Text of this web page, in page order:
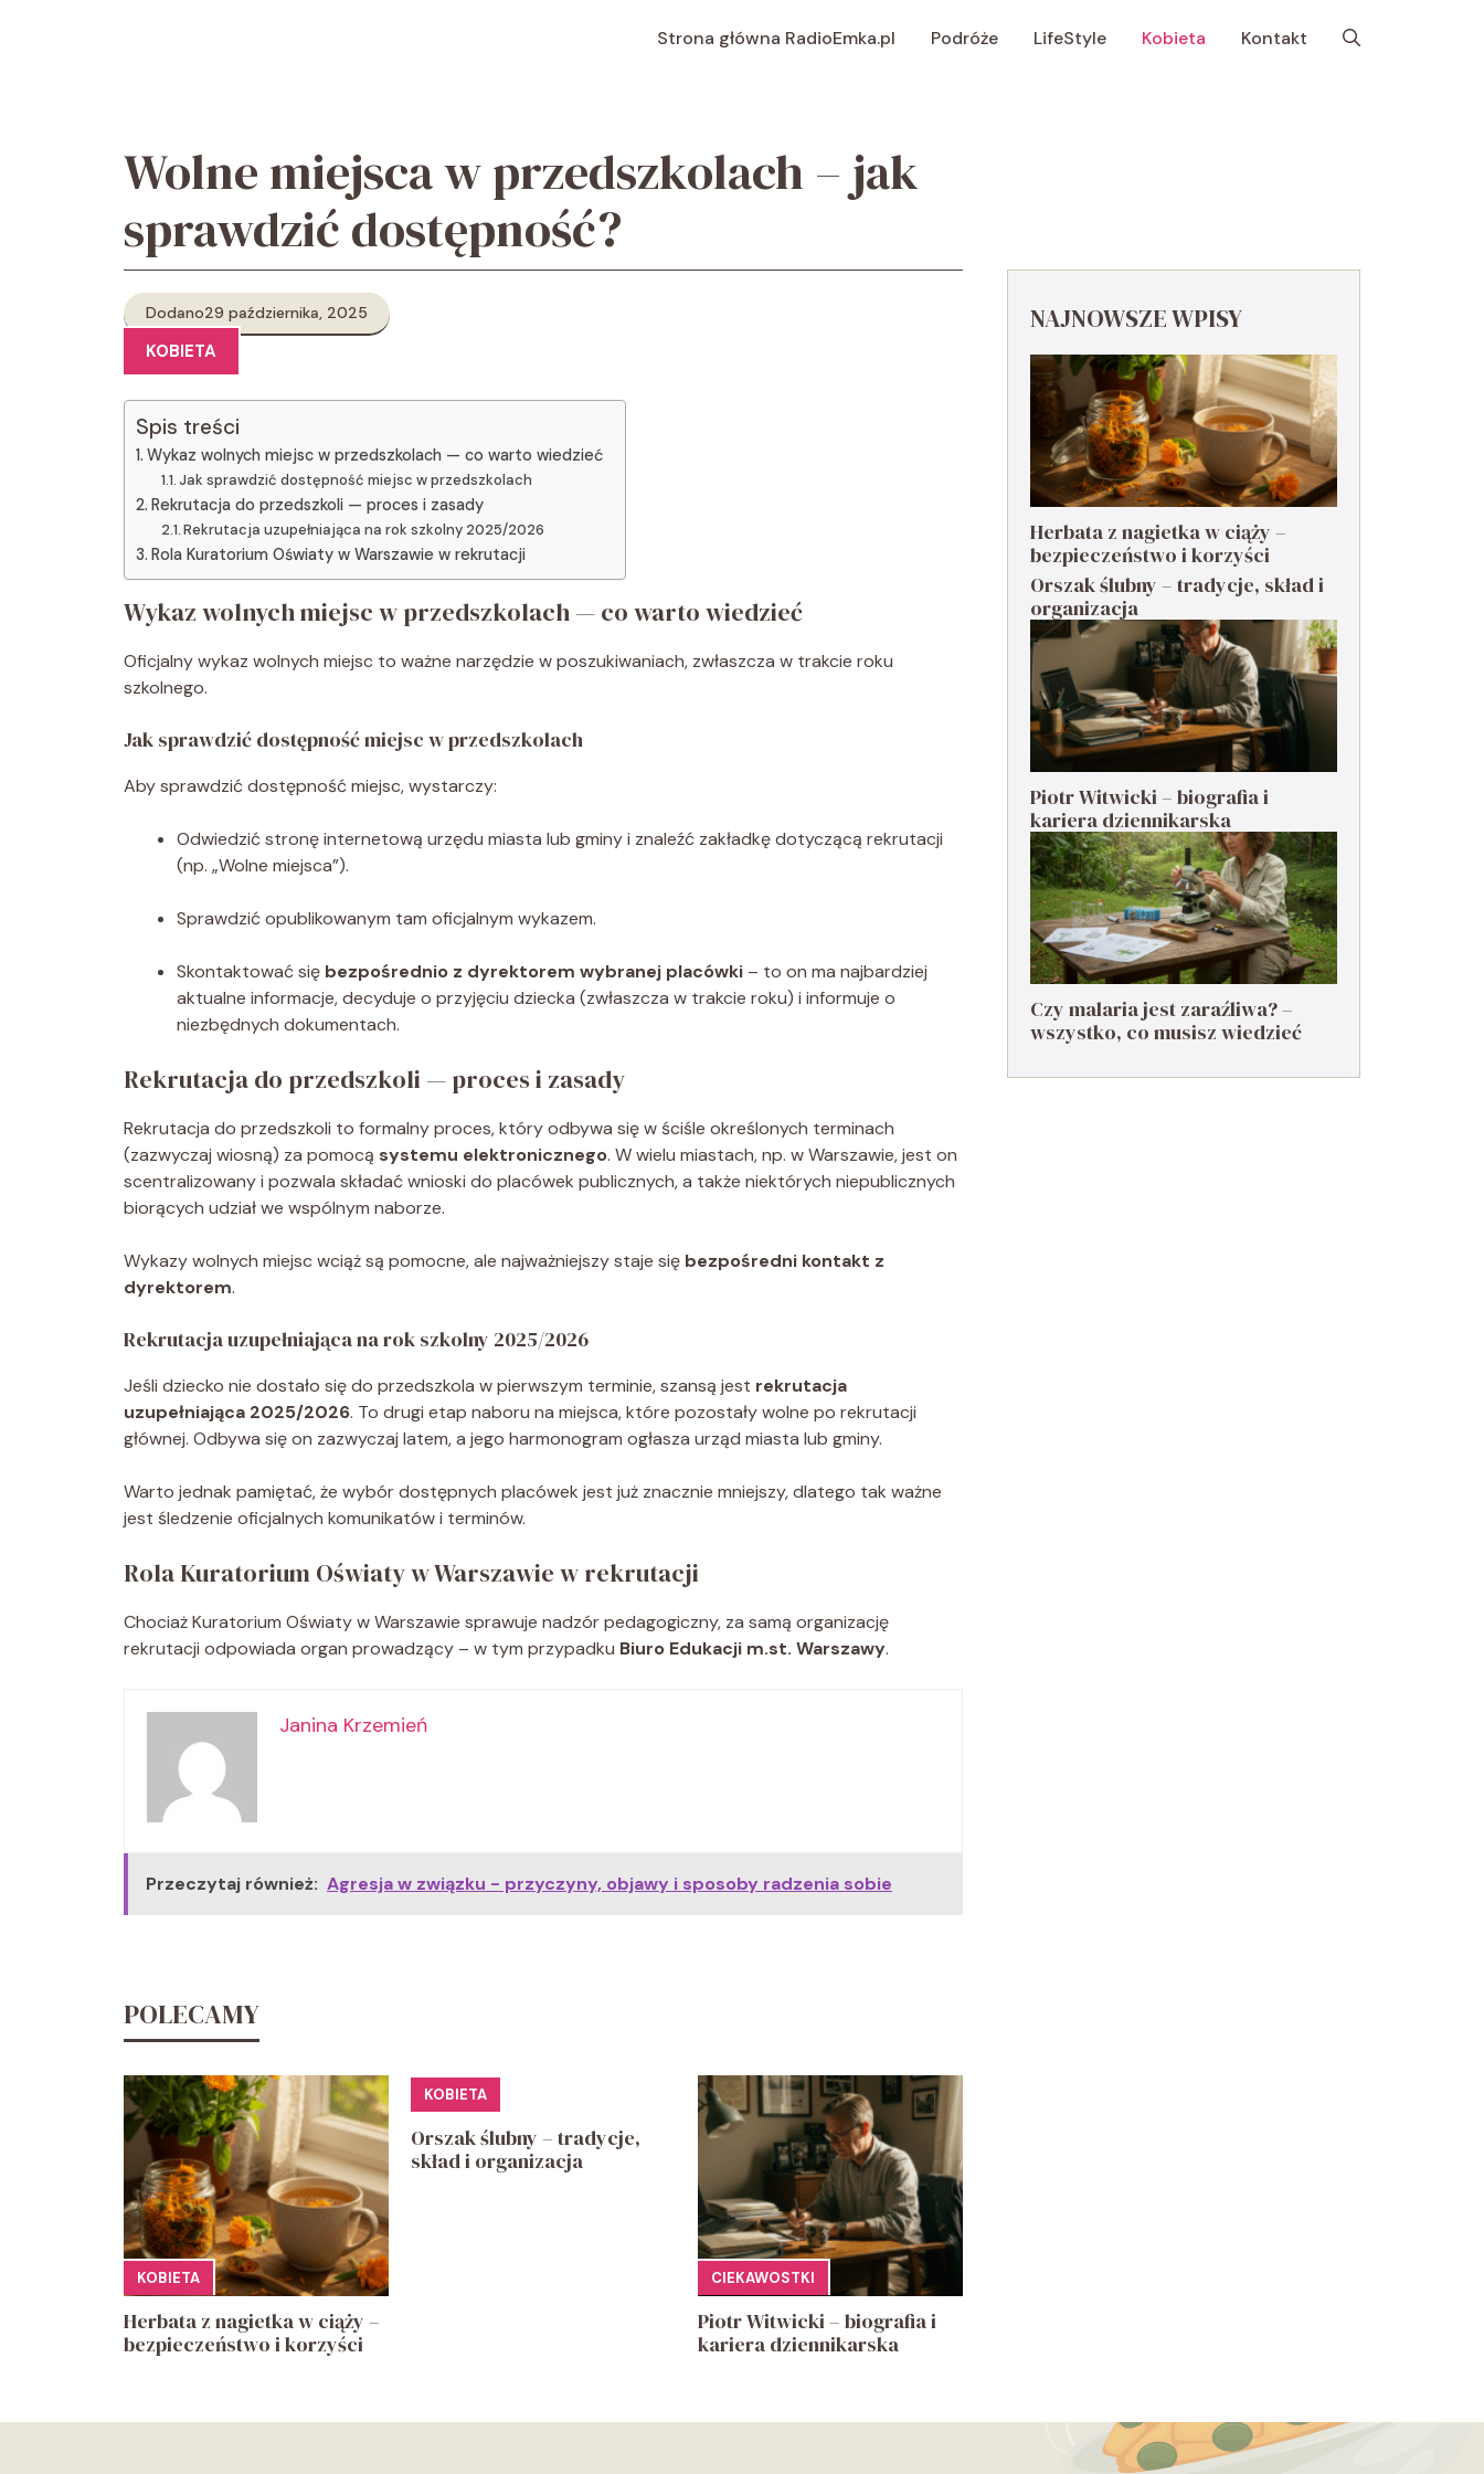
Strona główna RadioEmka.pl Podróże LifeStyle Kobieta Kontakt
Wolne miejsca w przedszkolach – jak
sprawdzić dostępność?
Dodano29 października, 2025
KOBIETA
Spis treści
Wykaz wolnych miejsc w przedszkolach — co warto wiedzieć
Jak sprawdzić dostępność miejsc w przedszkolach
Rekrutacja do przedszkoli — proces i zasady
Rekrutacja uzupełniająca na rok szkolny 2025/2026
Rola Kuratorium Oświaty w Warszawie w rekrutacji
Wykaz wolnych miejsc w przedszkolach — co warto wiedzieć
Oficjalny wykaz wolnych miejsc to ważne narzędzie w poszukiwaniach, zwłaszcza w trakcie roku
szkolnego.
Jak sprawdzić dostępność miejsc w przedszkolach
Aby sprawdzić dostępność miejsc, wystarczy:
Odwiedzić stronę internetową urzędu miasta lub gminy i znaleźć zakładkę dotyczącą rekrutacji
(np. „Wolne miejsca”).
Sprawdzić opublikowanym tam oficjalnym wykazem.
Skontaktować się bezpośrednio z dyrektorem wybranej placówki – to on ma najbardziej
aktualne informacje, decyduje o przyjęciu dziecka (zwłaszcza w trakcie roku) i informuje o
niezbędnych dokumentach.
Rekrutacja do przedszkoli — proces i zasady
Rekrutacja do przedszkoli to formalny proces, który odbywa się w ściśle określonych terminach
(zazwyczaj wiosną) za pomocą systemu elektronicznego. W wielu miastach, np. w Warszawie, jest on
scentralizowany i pozwala składać wnioski do placówek publicznych, a także niektórych niepublicznych
biorących udział we wspólnym naborze.
Wykazy wolnych miejsc wciąż są pomocne, ale najważniejszy staje się bezpośredni kontakt z
dyrektorem.
Rekrutacja uzupełniająca na rok szkolny 2025/2026
Jeśli dziecko nie dostało się do przedszkola w pierwszym terminie, szansą jest rekrutacja
uzupełniająca 2025/2026. To drugi etap naboru na miejsca, które pozostały wolne po rekrutacji
głównej. Odbywa się on zazwyczaj latem, a jego harmonogram ogłasza urząd miasta lub gminy.
Warto jednak pamiętać, że wybór dostępnych placówek jest już znacznie mniejszy, dlatego tak ważne
jest śledzenie oficjalnych komunikatów i terminów.
Rola Kuratorium Oświaty w Warszawie w rekrutacji
Chociaż Kuratorium Oświaty w Warszawie sprawuje nadzór pedagogiczny, za samą organizację
rekrutacji odpowiada organ prowadzący – w tym przypadku Biuro Edukacji m.st. Warszawy.
Janina Krzemień
Przeczytaj również: Agresja w związku - przyczyny, objawy i sposoby radzenia sobie
POLECAMY
KOBIETA
Herbata z nagietka w ciąży –
bezpieczeństwo i korzyści
KOBIETA
Orszak ślubny – tradycje,
skład i organizacja
CIEKAWOSTKI
Piotr Witwicki – biografia i
kariera dziennikarska
NAJNOWSZE WPISY
Herbata z nagietka w ciąży –
bezpieczeństwo i korzyści
Orszak ślubny – tradycje, skład i
organizacja
Piotr Witwicki – biografia i
kariera dziennikarska
Czy malaria jest zaraźliwa? –
wszystko, co musisz wiedzieć